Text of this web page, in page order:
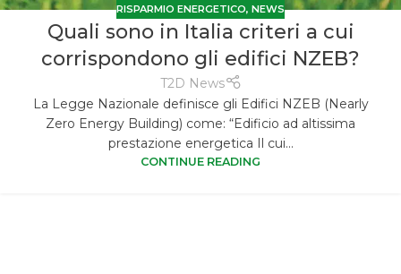
RISPARMIO ENERGETICO, NEWS
Quali sono in Italia criteri a cui
corrispondono gli edifici NZEB?
T2D News
La Legge Nazionale definisce gli Edifici NZEB (Nearly
Zero Energy Building) come: “Edificio ad altissima
prestazione energetica Il cui...
CONTINUE READING